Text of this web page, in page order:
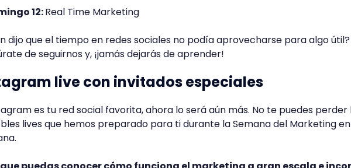
12:Real Time Marketing
dijo que el tiempo en redes sociales no podía aprovecharse para algo útil?
de seguirnos y, ¡jamás dejarás de aprender!
live con invitados especiales
es tu red social favorita, ahora lo será aún más. No te puedes perder
lives que hemos preparado para ti durante la Semana del Marketing en